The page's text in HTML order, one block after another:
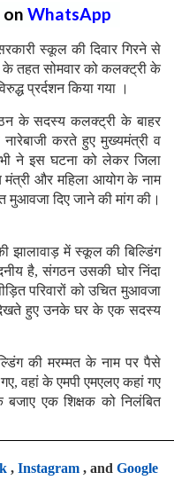
on WhatsApp
स्कूल की दिवार गिरने से
के तहत सोमवार को कलक्ट्री के
प्रर्दशन किया गया ।
के सदस्य कलक्ट्री के बाहर
करते हुए मुख्यमंत्री व
ने इस घटना को लेकर जिला
मंत्री और महिला आयोग के नाम
मुआवजा दिए जाने की मांग की।
झालावाड़ में स्कूल की बिल्डिंग
है, संगठन उसकी घोर निंदा
परिवारों को उचित मुआवजा
देखते हुए उनके घर के एक सदस्य
की मरम्मत के नाम पर पैसे
वहां के एमपी एमएलए कहां गए
एक शिक्षक को निलंबित
, Instagram, and Google